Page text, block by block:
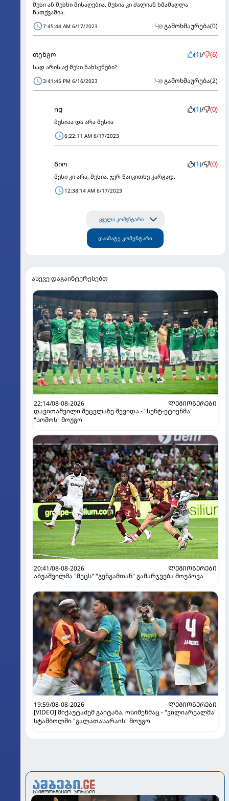
მესი ან მესხი მისაღებია. მესია კი ძალიან ხმამაღლა
ნათქვამია.
7:45:44 AM 6/17/2023 გამოხმაურება(0)
თენგო (1)/ (6)
სად არის აქ მესი ნახსენები?
3:41:45 PM 6/16/2023 გამოხმაურება(2)
ng (1)/ (0)
მესიაა და არა მესია
6:22:11 AM 6/17/2023
Გიო (1)/ (0)
მესი კი არა, მესია. ჯერ წაიკითხე კარგად.
12:38:14 AM 6/17/2023
ყველა კომენტარი
დაამატე კომენტარი
ასევე დაგაინტერესებთ
22:14/08-08-2026
ᲚᲔᲒᲘᲝᲜᲔᲠᲔᲑᲘ
დავითაშვილი შეცვლაზე შევიდა - "სენტ-ეტიენმა"
"სოშოს" მოუგო
20:41/08-08-2026
ᲚᲔᲒᲘᲝᲜᲔᲠᲔᲑᲘ
აბუაშვილმა "მეცს" "გენგამთან" გამარჯვება მოუპოვა
19:59/08-08-2026
ᲚᲔᲒᲘᲝᲜᲔᲠᲔᲑᲘ
[VIDEO] მიქაუტაძემ გაიტანა, ოსიმენმაც - "ვილიარეალმა"
სტამბოლში "გალათასარაის" მოუგო